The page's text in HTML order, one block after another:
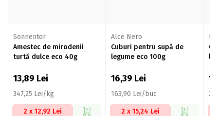
Sonnentor
Amestec de mirodenii
turtă dulce eco 40g
13,89 Lei
347,25 Lei/kg
2 x 12,92 Lei
Alce Nero
Cuburi pentru supă de
legume eco 100g
16,39 Lei
163,90 Lei/buc
2 x 15,24 Lei